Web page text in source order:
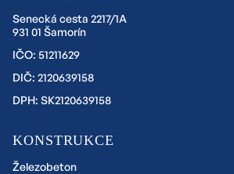
Senecká cesta 2217/1A
931 01 Šamorín
IČO: 51211629
DIČ: 2120639158
DPH: SK2120639158
KONSTRUKCE
Železobeton